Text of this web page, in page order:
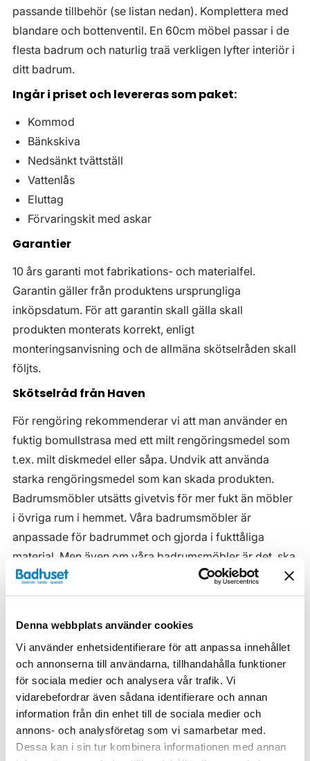
Denna webbplats använder cookies
Vi använder enhetsidentifierare för att anpassa innehållet
och annonserna till användarna, tillhandahålla funktioner
för sociala medier och analysera vår trafik. Vi
vidarebefordrar även sådana identifierare och annan
information från din enhet till de sociala medier och
annons- och analysföretag som vi samarbetar med.
Dessa kan i sin tur kombinera informationen med annan
passande tillbehör (se listan nedan). Komplettera med
blandare och bottenventil. En 60cm möbel passar i de
flesta badrum och naturlig traä verkligen lyfter interiör i
ditt badrum.
Ingår i priset och levereras som paket:
Kommod
Bänkskiva
Nedsänkt tvättställ
Vattenlås
Eluttag
Förvaringskit med askar
Garantier
10 års garanti mot fabrikations- och materialfel.
Garantin gäller från produktens ursprungliga
inköpsdatum. För att garantin skall gälla skall
produkten monterats korrekt, enligt
monteringsanvisning och de allmäna skötselråden skall
följts.
Skötselråd från Haven
För rengöring rekommenderar vi att man använder en
fuktig bomullstrasa med ett milt rengöringsmedel som
t.ex. milt diskmedel eller såpa. Undvik att använda
starka rengöringsmedel som kan skada produkten.
Badrumsmöbler utsätts givetvis för mer fukt än möbler
i övriga rum i hemmet. Våra badrumsmöbler är
anpassade för badrummet och gjorda i fukttåliga
material. Men även om våra badrumsmöbler är det, ska
de inte utsättas för vatten eller extremt hög
Tänk på att se till att ventilationen är god och att
möblerna placeras på ett sådant avstånd från
badkar/dusch att vatten inte kan skvätta direkt på
möbeln. Blöta fläckar, även vanligt vatten, torkas upp
så snart som möjligt.
Haven H2 Serie
Haven H2 Kommoder